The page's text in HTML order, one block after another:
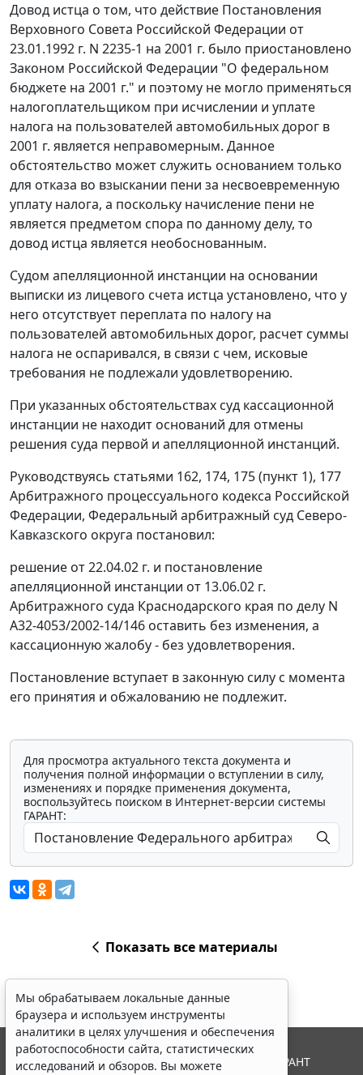
Довод истца о том, что действие Постановления
Верховного Совета Российской Федерации от
23.01.1992 г. N 2235-1 на 2001 г. было приостановлено
Законом Российской Федерации "О федеральном
бюджете на 2001 г." и поэтому не могло применяться
налогоплательщиком при исчислении и уплате
налога на пользователей автомобильных дорог в
2001 г. является неправомерным. Данное
обстоятельство может служить основанием только
для отказа во взыскании пени за несвоевременную
уплату налога, а поскольку начисление пени не
является предметом спора по данному делу, то
довод истца является необоснованным.
Судом апелляционной инстанции на основании
выписки из лицевого счета истца установлено, что у
него отсутствует переплата по налогу на
пользователей автомобильных дорог, расчет суммы
налога не оспаривался, в связи с чем, исковые
требования не подлежали удовлетворению.
При указанных обстоятельствах суд кассационной
инстанции не находит оснований для отмены
решения суда первой и апелляционной инстанций.
Руководствуясь статьями 162, 174, 175 (пункт 1), 177
Арбитражного процессуального кодекса Российской
Федерации, Федеральный арбитражный суд Северо-
Кавказского округа постановил:
решение от 22.04.02 г. и постановление
апелляционной инстанции от 13.06.02 г.
Арбитражного суда Краснодарского края по делу N
А32-4053/2002-14/146 оставить без изменения, а
кассационную жалобу - без удовлетворения.
Постановление вступает в законную силу с момента
его принятия и обжалованию не подлежит.
Для просмотра актуального текста документа и
получения полной информации о вступлении в силу,
изменениях и порядке применения документа,
воспользуйтесь поиском в Интернет-версии системы
ГАРАНТ:
Показать все материалы
Мы обрабатываем локальные данные
браузера и используем инструменты
аналитики в целях улучшения и обеспечения
работоспособности сайта, статистических
исследований и обзоров. Вы можете
© ООО "НПП "ГАРАНТ-СЕРВИС", 2026. Система ГАРАНТ